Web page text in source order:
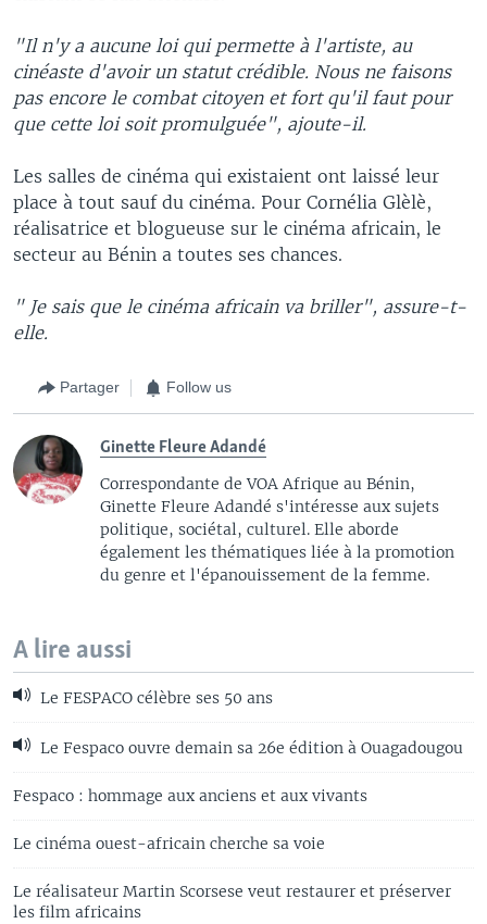
"Il n'y a aucune loi qui permette à l'artiste, au
cinéaste d'avoir un statut crédible. Nous ne faisons
pas encore le combat citoyen et fort qu'il faut pour
que cette loi soit promulguée", ajoute-il.
Les salles de cinéma qui existaient ont laissé leur
place à tout sauf du cinéma. Pour Cornélia Glèlè,
réalisatrice et blogueuse sur le cinéma africain, le
secteur au Bénin a toutes ses chances.
" Je sais que le cinéma africain va briller", assure-t-
elle.
Partager Follow us
Ginette Fleure Adandé
Correspondante de VOA Afrique au Bénin,
Ginette Fleure Adandé s'intéresse aux sujets
politique, sociétal, culturel. Elle aborde
également les thématiques liée à la promotion
du genre et l'épanouissement de la femme.
A lire aussi
Le FESPACO célèbre ses 50 ans
Le Fespaco ouvre demain sa 26e édition à Ouagadougou
Fespaco : hommage aux anciens et aux vivants
Le cinéma ouest-africain cherche sa voie
Le réalisateur Martin Scorsese veut restaurer et préserver
les film africains